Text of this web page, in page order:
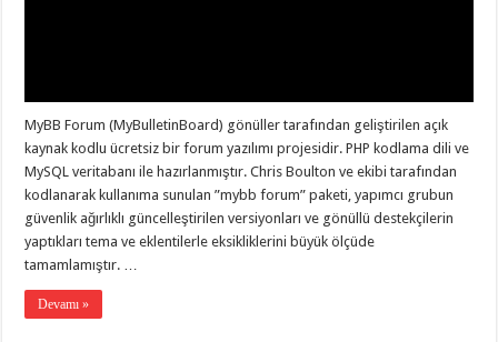
MyBB Forum (MyBulletinBoard) gönüller tarafından geliştirilen açık
kaynak kodlu ücretsiz bir forum yazılımı projesidir. PHP kodlama dili ve
MySQL veritabanı ile hazırlanmıştır. Chris Boulton ve ekibi tarafından
kodlanarak kullanıma sunulan ”mybb forum” paketi, yapımcı grubun
güvenlik ağırlıklı güncelleştirilen versiyonları ve gönüllü destekçilerin
yaptıkları tema ve eklentilerle eksikliklerini büyük ölçüde
tamamlamıştır. …
Devamı »